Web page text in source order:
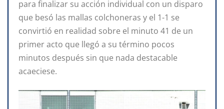
para finalizar su acción individual con un disparo
que besó las mallas colchoneras y el 1-1 se
convirtió en realidad sobre el minuto 41 de un
primer acto que llegó a su término pocos
minutos después sin que nada destacable
acaeciese.